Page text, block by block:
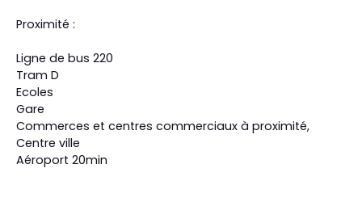
Proximité :
Ligne de bus 220
Tram D
Ecoles
Gare
Commerces et centres commerciaux à proximité,
Centre ville
Aéroport 20min